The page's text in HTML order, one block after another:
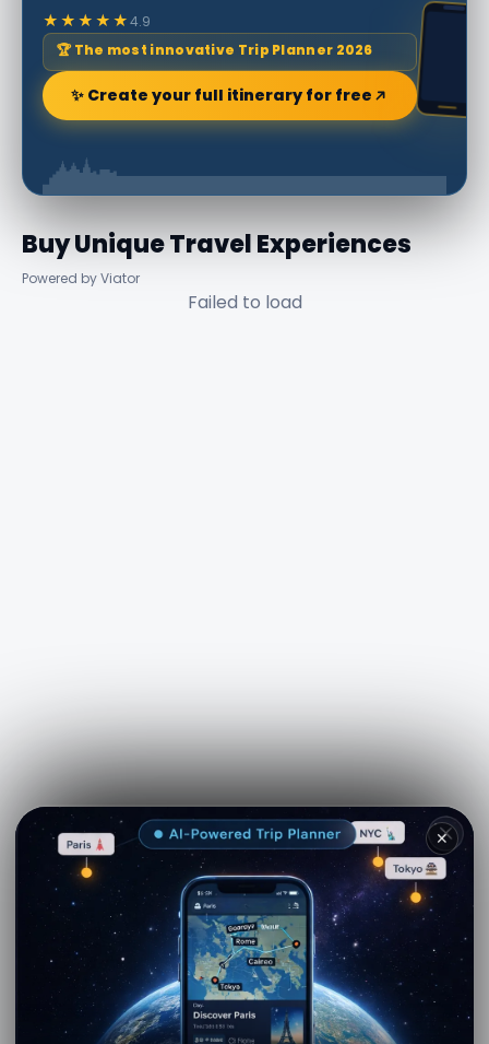
★★★★★4.9
🏆 The most innovative Trip Planner 2026
✨ Create your full itinerary for free
Buy Unique Travel Experiences
Powered by Viator
Failed to load
See more on Viator.com
Explore nearby · Pondicherry